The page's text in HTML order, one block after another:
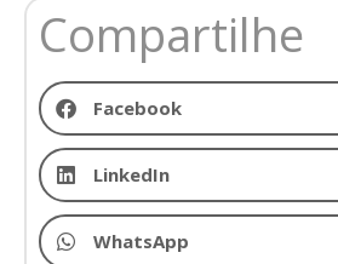
Compartilhe
Facebook
LinkedIn
WhatsApp